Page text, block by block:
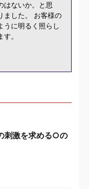
はないか。と思
ました。 お客様の
うに明るく照らし
。
刺激を求める○の